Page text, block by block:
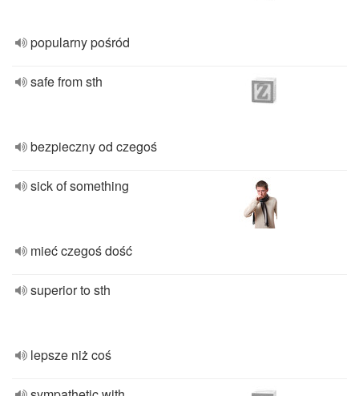
popularny pośród
safe from sth
bezpieczny od czegoś
sick of something
mieć czegoś dość
superior to sth
lepsze niż coś